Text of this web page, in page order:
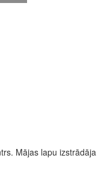
Mājas lapu izstrādāja